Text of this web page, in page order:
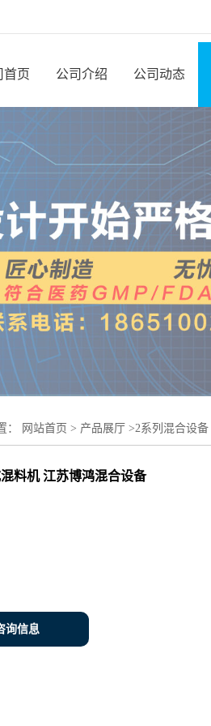
首页 公司介绍 公司动态
： 网站首页 > 产品展厅 >2系列混合设备
料机 江苏博鸿混合设备
询信息